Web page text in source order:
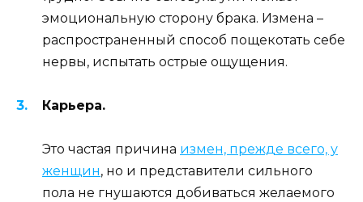
эмоциональную сторону брака. Измена –
распространенный способ пощекотать себе
нервы, испытать острые ощущения.
Карьера.
Это частая причина измен, прежде всего, у
женщин, но и представители сильного
пола не гнушаются добиваться желаемого